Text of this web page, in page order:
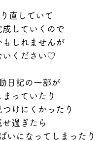
直していて
成していくので
もしれませんが
いください♡
日記の一部が
っていたり
けにくかったり
せ過ぎたら
いになってしまったり